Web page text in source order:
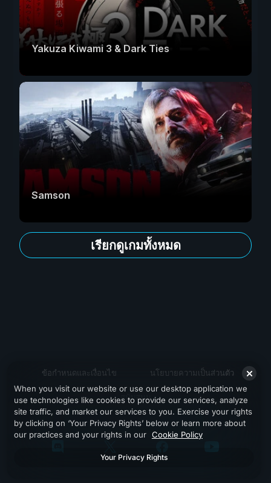
Yakuza Kiwami 3 & Dark Ties
Samson
เรียกดูเกมทั้งหมด
ข้อกำหนดและเงื่อนไข นโยบายความเป็นส่วนตัว
สนับสนุน
When you visit our website or use our desktop application we
use technologies like cookies to provide our services, analyze
site traffic, and market our services to you. Exercise your rights
by clicking on ‘Your Privacy Rights’ below or learn more about
our practices and your rights in our Cookie Policy
Your Privacy Rights